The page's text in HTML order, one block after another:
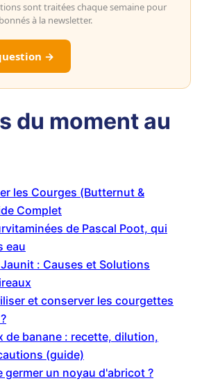
sont traitées chaque semaine pour
à la newsletter.
→
du moment au
les Courges (Butternut &
Complet
de Pascal Poot, qui
eau
: Causes et Solutions
et conserver les courgettes
de banane : recette, dilution,
(guide)
germer un noyau d'abricot ?